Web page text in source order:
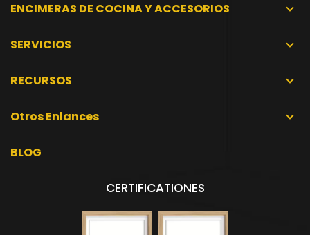
ENCIMERAS DE COCINA Y ACCESORIOS
SERVICIOS
RECURSOS
Otros Enlances
BLOG
CERTIFICATIONES